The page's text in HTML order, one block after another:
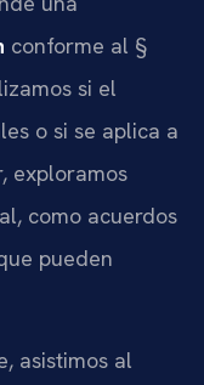
conforme al §
si el
o si se aplica a
exploramos
como acuerdos
pueden
asistimos al